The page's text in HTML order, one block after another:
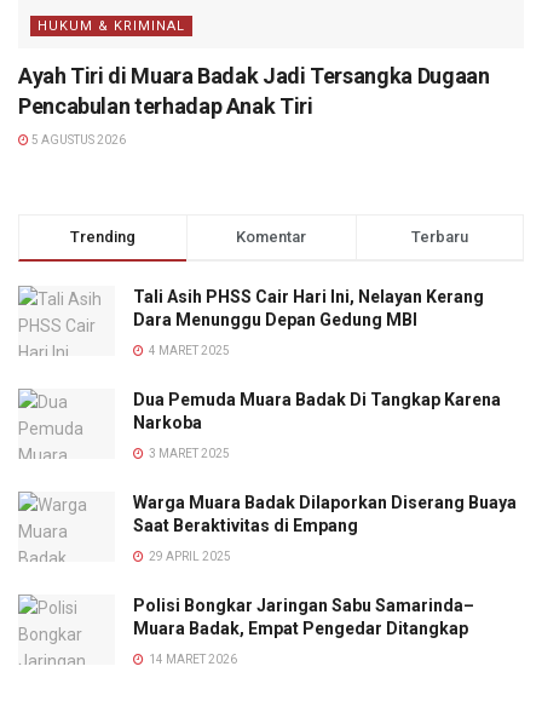
HUKUM & KRIMINAL
Ayah Tiri di Muara Badak Jadi Tersangka Dugaan
Pencabulan terhadap Anak Tiri
5 AGUSTUS 2026
Trending Komentar Terbaru
Tali Asih PHSS Cair Hari Ini, Nelayan Kerang
Dara Menunggu Depan Gedung MBI
4 MARET 2025
Dua Pemuda Muara Badak Di Tangkap Karena
Narkoba
3 MARET 2025
Warga Muara Badak Dilaporkan Diserang Buaya
Saat Beraktivitas di Empang
29 APRIL 2025
Polisi Bongkar Jaringan Sabu Samarinda–
Muara Badak, Empat Pengedar Ditangkap
14 MARET 2026